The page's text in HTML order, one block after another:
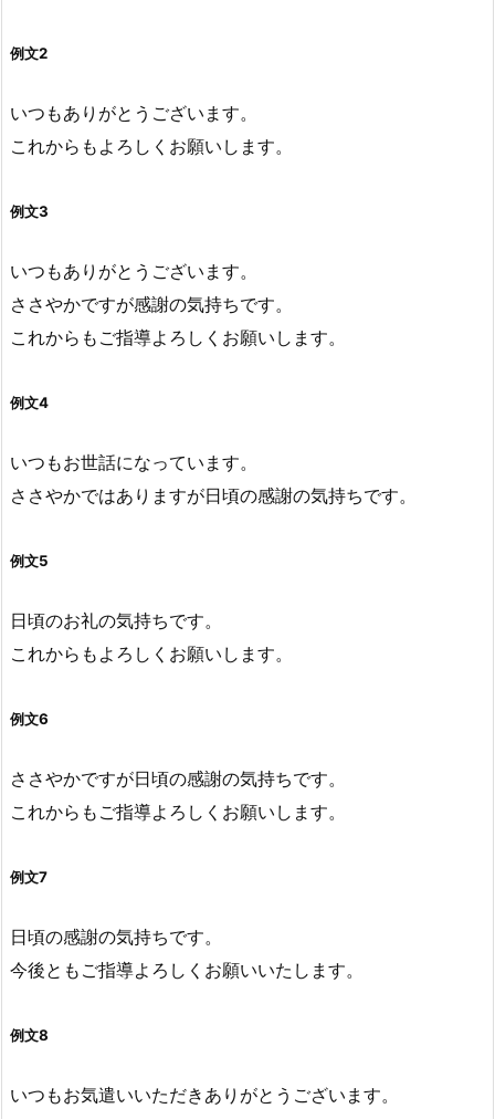
例文2
いつもありがとうございます。
これからもよろしくお願いします。
例文3
いつもありがとうございます。
ささやかですが感謝の気持ちです。
これからもご指導よろしくお願いします。
例文4
いつもお世話になっています。
ささやかではありますが日頃の感謝の気持ちです。
例文5
日頃のお礼の気持ちです。
これからもよろしくお願いします。
例文6
ささやかですが日頃の感謝の気持ちです。
これからもご指導よろしくお願いします。
例文7
日頃の感謝の気持ちです。
今後ともご指導よろしくお願いいたします。
例文8
いつもお気遣いいただきありがとうございます。